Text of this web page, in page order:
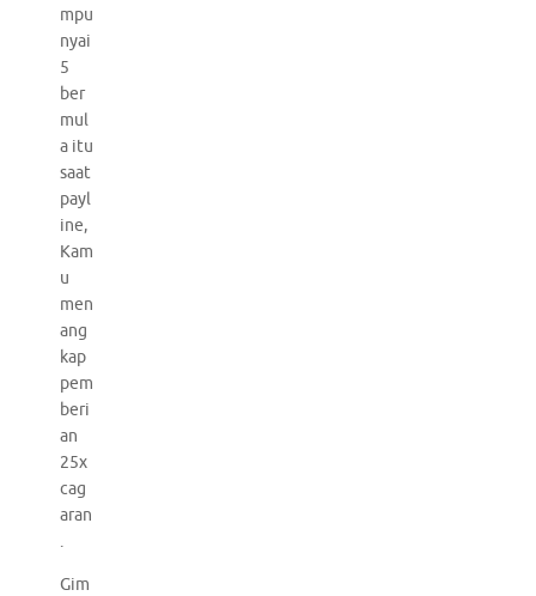
mpu
nyai
5
ber
mul
a itu
saat
payl
ine,
Kam
u
men
ang
kap
pem
beri
an
25x
cag
aran
.
Gim